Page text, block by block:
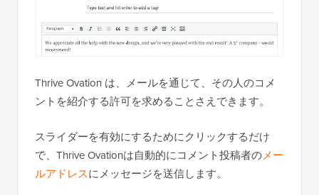
Thrive Ovation は、メールを通じて、その人のコメ
ントを紹介する許可を求めることさえできます。
スライダーを有効にするためにクリックするだけ
で、Thrive Ovationは自動的にコメント投稿者のメー
ルアドレスにメッセージを送信します。